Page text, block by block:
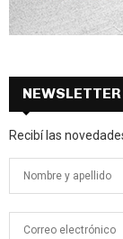
NEWSLETTER
Recibí las